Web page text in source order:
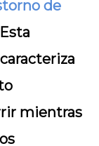
de
mientras